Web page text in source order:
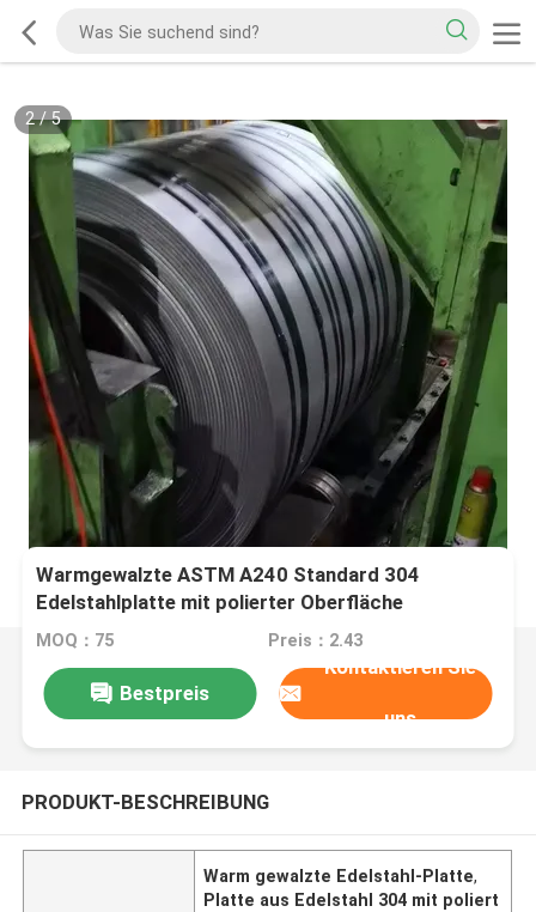
2/5
Warmgewalzte ASTM A240 Standard 304
Edelstahlplatte mit polierter Oberfläche
MOQ：75 Preis：2.43
Bestpreis
Kontaktieren Sie
uns
PRODUKT-BESCHREIBUNG
Warm gewalzte Edelstahl-Platte,
Platte aus Edelstahl 304 mit poliert